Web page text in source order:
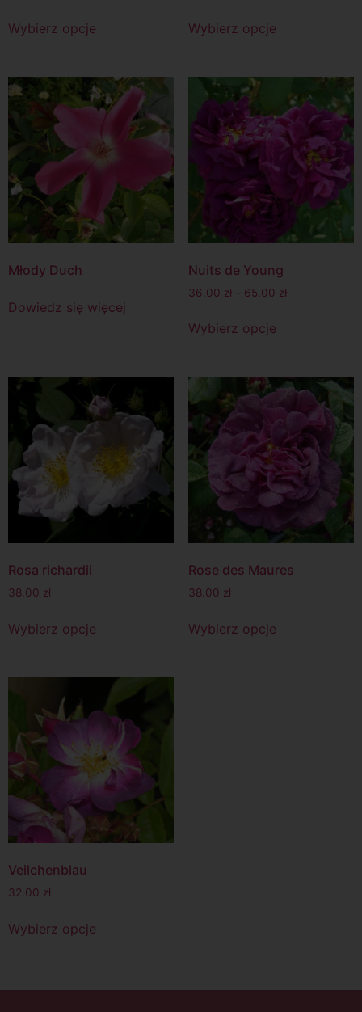
Wybierz opcje Wybierz opcje
Młody Duch
Dowiedz się więcej
Nuits de Young
36.00 zł – 65.00 zł
Wybierz opcje
Rosa richardii
38.00 zł
Wybierz opcje
Rose des Maures
38.00 zł
Wybierz opcje
Veilchenblau
32.00 zł
Wybierz opcje